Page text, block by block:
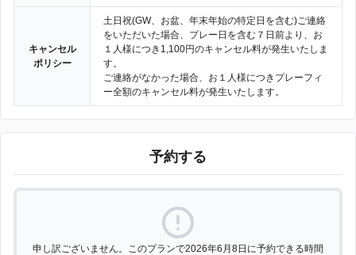
キャンセル
ポリシー
土日祝(GW、お盆、年末年始の特定日を含む)ご連絡
をいただいた場合、プレー日を含む７日前より、お
１人様につき1,100円のキャンセル料が発生いたしま
す。
ご連絡がなかった場合、お１人様につきプレーフィ
ー全額のキャンセル料が発生いたします。
予約する
申し訳ございません。このプランで2026年6月8日に予約できる時間